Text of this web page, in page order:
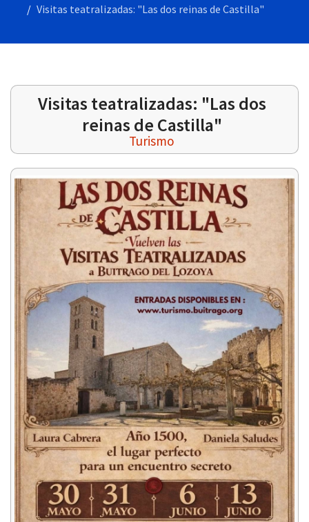
Visitas teatralizadas: "Las dos reinas de Castilla"
Visitas teatralizadas: "Las dos
reinas de Castilla"
Turismo